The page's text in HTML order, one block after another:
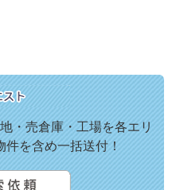
・売倉庫・工場を各エリ
を含め一括送付！